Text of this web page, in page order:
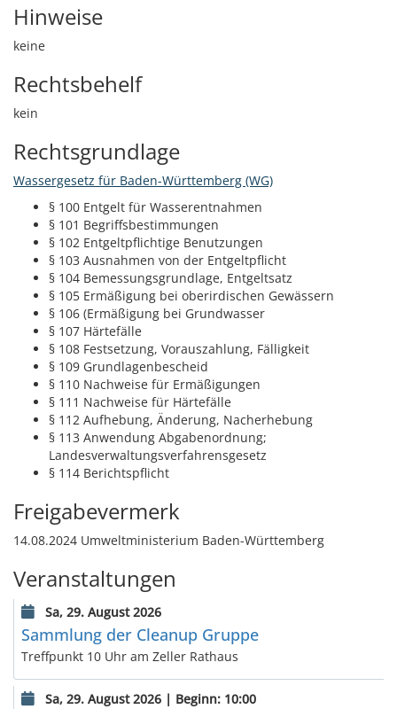
Hinweise
keine
Rechtsbehelf
kein
Rechtsgrundlage
Wassergesetz für Baden-Württemberg (WG)
§ 100 Entgelt für Wasserentnahmen
§ 101 Begriffsbestimmungen
§ 102 Entgeltpflichtige Benutzungen
§ 103 Ausnahmen von der Entgeltpflicht
§ 104 Bemessungsgrundlage, Entgeltsatz
§ 105 Ermäßigung bei oberirdischen Gewässern
§ 106 (Ermäßigung bei Grundwasser
§ 107 Härtefälle
§ 108 Festsetzung, Vorauszahlung, Fälligkeit
§ 109 Grundlagenbescheid
§ 110 Nachweise für Ermäßigungen
§ 111 Nachweise für Härtefälle
§ 112 Aufhebung, Änderung, Nacherhebung
§ 113 Anwendung Abgabenordnung;
Landesverwaltungsverfahrensgesetz
§ 114 Berichtspflicht
Freigabevermerk
14.08.2024 Umweltministerium Baden-Württemberg
Veranstaltungen
Sa, 29. August 2026
Sammlung der Cleanup Gruppe
Treffpunkt 10 Uhr am Zeller Rathaus
Sa, 29. August 2026 | Beginn: 10:00